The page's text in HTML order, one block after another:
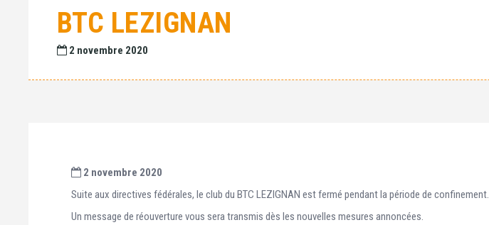
BTC LEZIGNAN
2 novembre 2020
2 novembre 2020
Suite aux directives fédérales, le club du BTC LEZIGNAN est fermé pendant la période de confinement.
Un message de réouverture vous sera transmis dès les nouvelles mesures annoncées.